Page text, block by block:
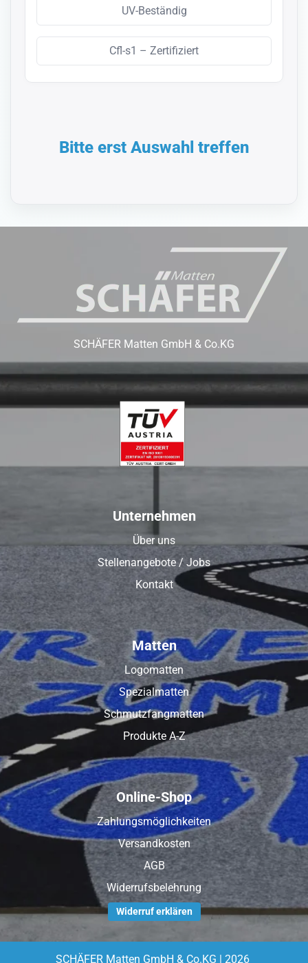
UV-Beständig
Cfl-s1 – Zertifiziert
Bitte erst Auswahl treffen
SCHÄFER Matten GmbH & Co.KG
Unternehmen
Über uns
Stellenangebote / Jobs
Kontakt
Matten
Logomatten
Spezialmatten
Schmutzfangmatten
Produkte A-Z
Online-Shop
Zahlungsmöglichkeiten
Versandkosten
AGB
Widerrufsbelehrung
Widerruf erklären
SCHÄFER Matten GmbH & Co.KG | 2026